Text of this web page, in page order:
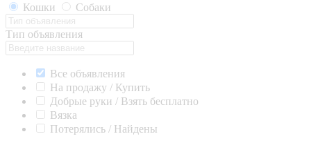
Кошки
Собаки
Тип объявления
Все объявления
На продажу / Купить
Добрые руки / Взять бесплатно
Вязка
Потерялись / Найдены